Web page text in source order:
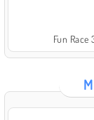
Fun Race